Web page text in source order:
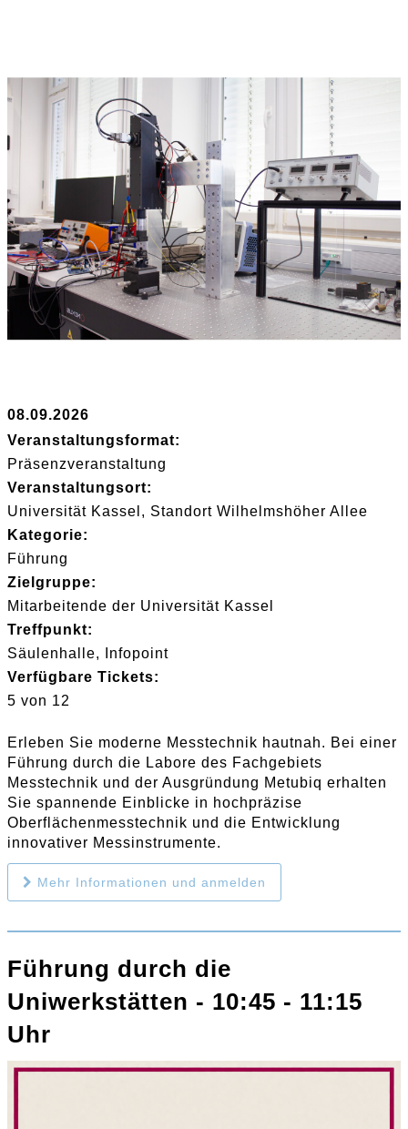
08.09.2026
Veranstaltungsformat:
Präsenzveranstaltung
Veranstaltungsort:
Universität Kassel, Standort Wilhelmshöher Allee
Kategorie:
Führung
Zielgruppe:
Mitarbeitende der Universität Kassel
Treffpunkt:
Säulenhalle, Infopoint
Verfügbare Tickets:
5 von 12
Erleben Sie moderne Messtechnik hautnah. Bei einer
Führung durch die Labore des Fachgebiets
Messtechnik und der Ausgründung Metubiq erhalten
Sie spannende Einblicke in hochpräzise
Oberflächenmesstechnik und die Entwicklung
innovativer Messinstrumente.
Mehr Informationen und anmelden
Führung durch die
Uniwerkstätten - 10:45 - 11:15
Uhr